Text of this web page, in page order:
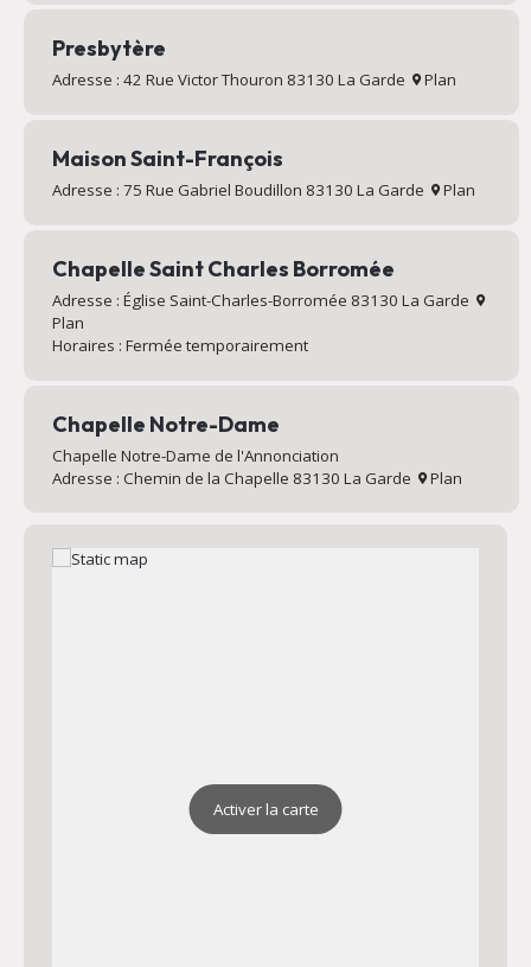
Presbytère
Adresse : 42 Rue Victor Thouron 83130 La Garde Plan
Maison Saint-François
Adresse : 75 Rue Gabriel Boudillon 83130 La Garde Plan
Chapelle Saint Charles Borromée
Adresse : Église Saint-Charles-Borromée 83130 La Garde
Plan
Horaires : Fermée temporairement
Chapelle Notre-Dame
Chapelle Notre-Dame de l'Annonciation
Adresse : Chemin de la Chapelle 83130 La Garde
Plan
Activer la carte